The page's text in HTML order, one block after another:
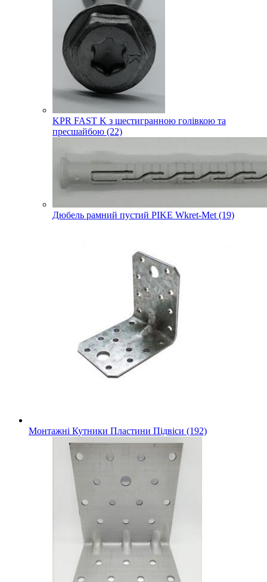
KPR FAST K з шестигранною голівкою та
пресшайбою (22)
Дюбель рамний пустий PIKE Wkret-Met (19)
Монтажні Кутники Пластини Підвіси (192)